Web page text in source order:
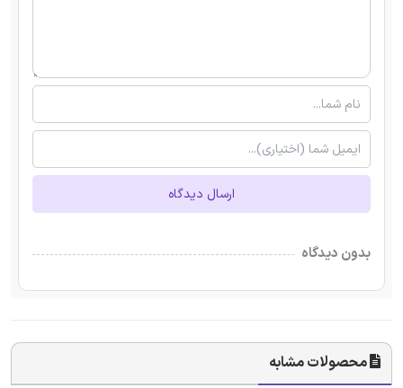
ارسال دیدگاه
بدون دیدگاه
محصولات مشابه